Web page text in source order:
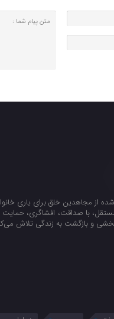
از مجاهدین خلق برای یاری
با صداقت، افشاگری، حمایت
و بازگشت به زندگی تلاش